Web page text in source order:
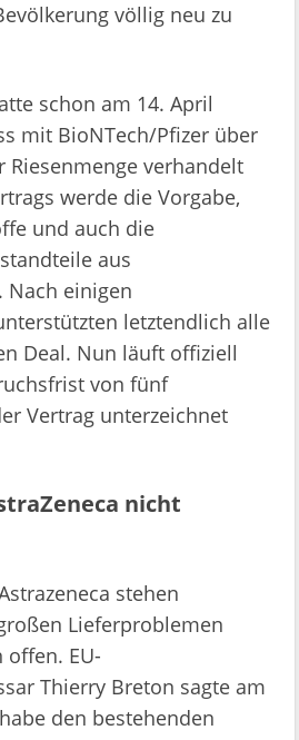
völlig neu zu
schon am 14. April
mit BioNTech/Pfizer über
Riesenmenge verhandelt
werde die Vorgabe,
und auch die
aus
Nach einigen
letztendlich alle
Deal. Nun läuft offiziell
von fünf
Vertrag unterzeichnet
nicht
stehen
Lieferproblemen
offen. EU-
Thierry Breton sagte am
den bestehenden